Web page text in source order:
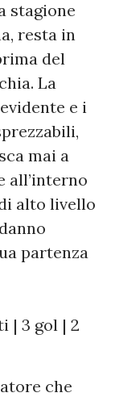
stagione
resta in
del
La
e i
mai a
all’interno
alto livello
partenza
| 3 gol | 2
che